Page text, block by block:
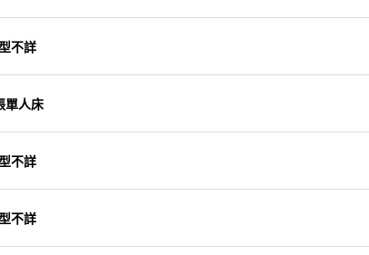
不詳
單人床
不詳
不詳